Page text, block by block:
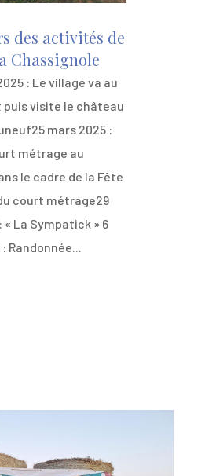
des activités de
Chassignole
: Le village va au
visite le château
mars 2025 :
métrage au
le cadre de la Fête
court métrage29
« La Sympatick » 6
Randonnée...